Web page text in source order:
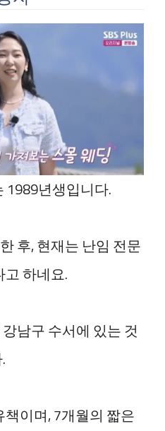
1989년생입니다.
후, 현재는 난임 전문
하네요.
남구 수서에 있는 것
이며, 7개월의 짧은